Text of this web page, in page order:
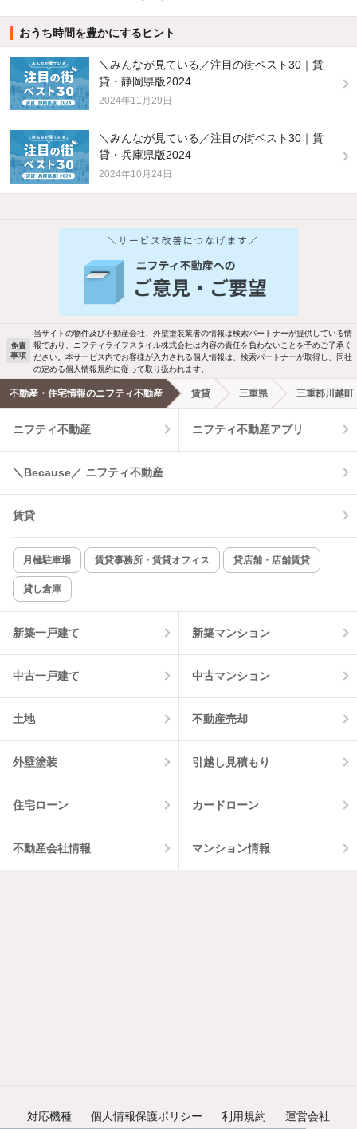
おうち時間を豊かにするヒント
＼みんなが見ている／注目の街ベスト30｜賃
貸・静岡県版2024
2024年11月29日
＼みんなが見ている／注目の街ベスト30｜賃
貸・兵庫県版2024
2024年10月24日
他の人はこんな条件で絞り込んでいます！
バス・トイレ別 2階以上
駐車場あり ペット相談
洗濯機置場あり 独立洗面台
エアコンあり 都市ガス
温水洗浄便座 オートロック
コンロ2口以上
新着のみ インターネット無料
該当件数:
7
新着物件メール通知
検索中の条件の新着物件情報をいち早く
新着メール通知を受け取る
免責
事項
当サイトの物件及び不動産会社、外壁塗装業者の情報は検索パートナーが提供している情
報であり、ニフティライフスタイル株式会社は内容の責任を負わないことを予めご了承く
ださい。本サービス内でお客様が入力される個人情報は、検索パートナーが取得し、同社
の定める個人情報規約に従って取り扱われます。
不動産・住宅情報のニフティ不動産 賃貸 三重県 三重郡川越町
ニフティ不動産 ニフティ不動産アプリ
＼Because／ ニフティ不動産
賃貸
月極駐車場 賃貸事務所・賃貸オフィス 貸店舗・店舗賃貸
貸し倉庫
新築一戸建て 新築マンション
中古一戸建て 中古マンション
土地 不動産売却
外壁塗装 引越し見積もり
住宅ローン カードローン
不動産会社情報 マンション情報
対応機種 個人情報保護ポリシー 利用規約 運営会社